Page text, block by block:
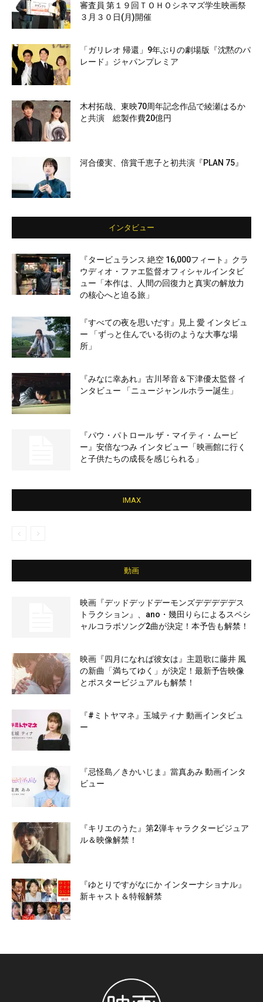
審査員 第１９回ＴＯＨＯシネマズ学生映画祭
３月３０日(月)開催
「ガリレオ 帰還」9年ぶりの劇場版『沈黙のパ
レード』ジャパンプレミア
木村拓哉、東映70周年記念作品で綾瀬はるか
と共演 総製作費20億円
河合優実、倍賞千恵子と初共演『PLAN 75』
インタビュー
『タービュランス 絶空 16,000フィート』クラ
ウディオ・ファエ監督オフィシャルインタビ
ュー「本作は、人間の回復力と真実の解放力
の核心へと迫る旅」
『すべての夜を思いだす』見上 愛 インタビュ
ー 「ずっと住んでいる街のような大事な場
所」
『みなに幸あれ』古川琴音＆下津優太監督 イ
ンタビュー 「ニュージャンルホラー誕生」
『パウ・パトロール ザ・マイティ・ムービ
ー』安倍なつみ インタビュー「映画館に行く
と子供たちの成長を感じられる」
IMAX
動画
映画『デッドデッドデーモンズデデデデデス
トラクション』、ano・幾田りらによるスペシ
ャルコラボソング2曲が決定！本予告も解禁！
映画『四月になれば彼女は』主題歌に藤井 風
の新曲「満ちてゆく」が決定！最新予告映像
とポスタービジュアルも解禁！
『#ミトヤマネ』玉城ティナ 動画インタビュ
ー
『忌怪島／きかいじま』當真あみ 動画インタ
ビュー
『キリエのうた』第2弾キャラクタービジュア
ル＆映像解禁！
『ゆとりですがなにか インターナショナル』
新キャスト＆特報解禁